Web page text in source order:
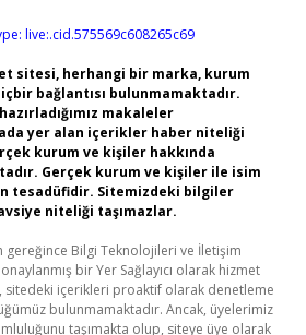
live:.cid.575569c608265c69
sitesi, herhangi bir marka, kurum
bağlantısı bulunmamaktadır.
makaleler
yer alan içerikler haber niteliği
kurum ve kişiler hakkında
Gerçek kurum ve kişiler ile isim
tesadüfidir. Sitemizdeki bilgiler
niteliği taşımazlar.
gereğince Bilgi Teknolojileri ve İletişim
bir Yer Sağlayıcı olarak hizmet
sitedeki içerikleri proaktif olarak denetleme
bulunmamaktadır. Ancak, üyelerimiz
taşımakta olup, siteye üye olarak